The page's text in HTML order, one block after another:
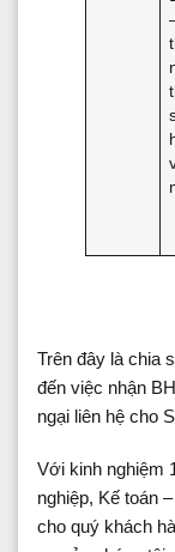
Trên đây là chia
đến việc nhận
ngại liên hệ cho
Với kinh nghiệm
nghiệp, Kế toán
cho quý khách